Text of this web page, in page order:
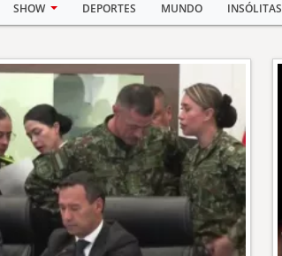
SHOW DEPORTES MUNDO INSÓLITAS